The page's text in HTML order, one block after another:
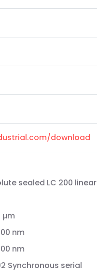
download
sealed LC 200 linear
µm
nm
nm
Synchronous serial